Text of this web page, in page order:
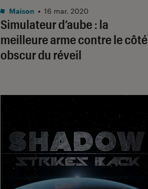
Simulateur d’aube : la
meilleure arme contre le côté
obscur du réveil
Maison • 16 mar. 2020